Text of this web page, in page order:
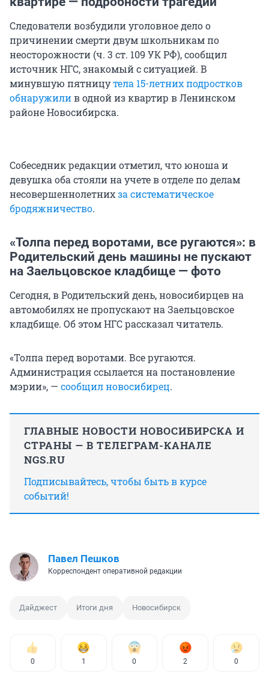
Следователи возбудили уголовное дело о
причинении смерти двум школьникам по
неосторожности (ч. 3 ст. 109 УК РФ), сообщил
источник НГС, знакомый с ситуацией. В
минувшую пятницутела 15-летних подростков
обнаружилив одной из квартир в Ленинском
районе Новосибирска.
Собеседник редакции отметил, что юноша и
девушка оба стояли на учете в отделе по делам
несовершеннолетнихза систематическое
бродяжничество.
«Толпа перед воротами, все ругаются»: в
Родительский день машины не пускают
на Заельцовское кладбище — фото
Сегодня, в Родительский день, новосибирцев на
автомобилях не пропускают на Заельцовское
кладбище. Об этом НГС рассказал читатель.
«Толпа перед воротами. Все ругаются.
Администрация ссылается на постановление
мэрии», — сообщил новосибирец.
ГЛАВНЫЕ НОВОСТИ НОВОСИБИРСКА И
СТРАНЫ — В ТЕЛЕГРАМ-КАНАЛЕ
NGS.RU
Подписывайтесь, чтобы быть в курсе
событий!
Павел Пешков
Корреспондент оперативной редакции
Дайджест Итоги дня Новосибирск
0 1 0 2 0